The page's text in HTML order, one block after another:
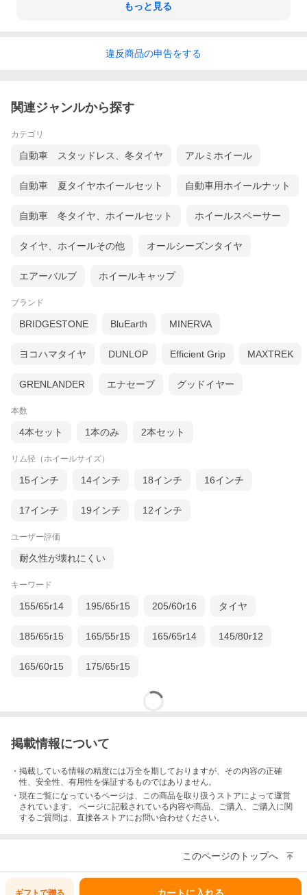
もっと見る
違反商品の申告をする
関連ジャンルから探す
カテゴリ
自動車 スタッドレス、冬タイヤ アルミホイール
自動車 夏タイヤホイールセット 自動車用ホイールナット
自動車 冬タイヤ、ホイールセット ホイールスペーサー
タイヤ、ホイールその他 オールシーズンタイヤ
エアーバルブ ホイールキャップ
ブランド
BRIDGESTONE BluEarth MINERVA
ヨコハマタイヤ DUNLOP Efficient Grip MAXTREK
GRENLANDER エナセーブ グッドイヤー
本数
4本セット 1本のみ 2本セット
リム径（ホイールサイズ）
15インチ 14インチ 18インチ 16インチ
17インチ 19インチ 12インチ
ユーザー評価
耐久性が壊れにくい
キーワード
155/65r14 195/65r15 205/60r16 タイヤ
185/65r15 165/55r15 165/65r14 145/80r12
165/60r15 175/65r15
掲載情報について
・掲載している情報の精度には万全を期しておりますが、その内容の正確
性、安全性、有用性を保証するものではありません。
・現在ご覧になっているページは、この商品を取り扱うストアによって運営
されています。 ページに記載されている内容や商品、ご購入 、ご購入に関
するご質問は、直接各ストアにお問い合わせください。
このページのトップへ
ギフトで贈る